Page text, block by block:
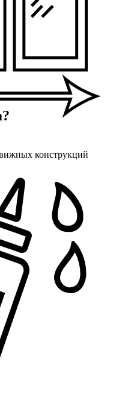
конструкций
?